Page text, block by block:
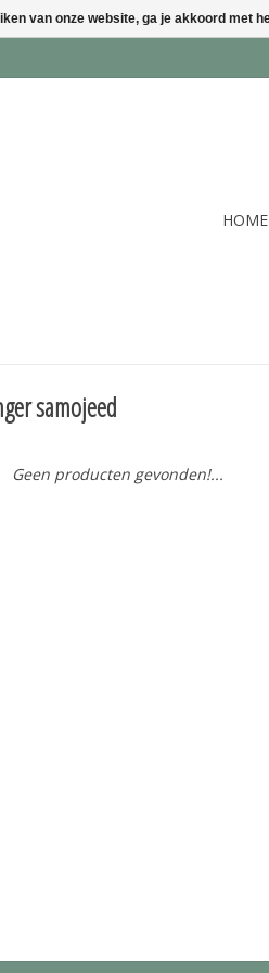
HOME
samojeed
Geen producten gevonden!...
van onze website, ga je akkoord met